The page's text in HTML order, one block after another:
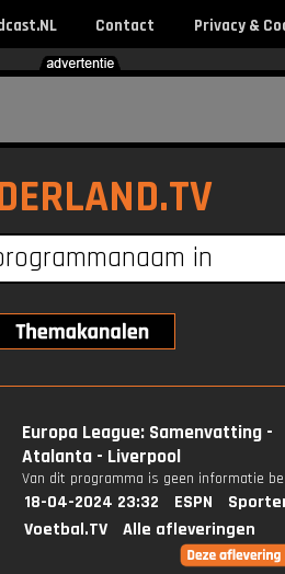
Contact Privacy &
Europa League: Samenvatting -
Atalanta - Liverpool
Van dit programma is geen informatie
18-04-2024 23:32 ESPN
Voetbal.TV
Alle afleveringen